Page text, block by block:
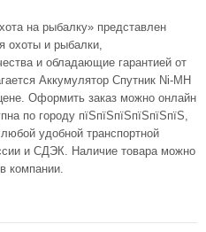
на рыбалку» представлен
охоты и рыбалки,
и обладающие гарантией от
Аккумулятор Спутник Ni-MH
Оформить заказ можно онлайн
по городу пїЅпїЅпїЅпїЅпїЅпїЅ,
удобной транспортной
и СДЭК. Наличие товара можно
компании.